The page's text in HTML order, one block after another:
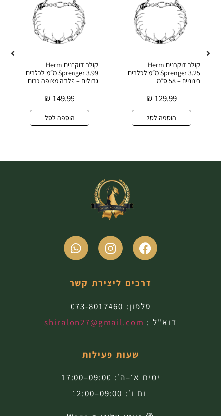
קולר דוקרנים Herm
Sprenger 3.25 מ״מ לכלבים
בינוניים – 58 ס״מ
129.99
₪
הוספה לסל
קולר דוקרנים Herm
Sprenger 3.99 מ״מ לכלבים
גדולים – פלדה מצופה כרום
149.99
₪
הוספה לסל
דרכים ליצירת קשר
טלפון: 073-8017460
דוא"ל : shiralon27@gmail.com
שעות פעילות
ימים א׳–ה׳: 09:00–17:00
יום ו׳: 09:00–12:00